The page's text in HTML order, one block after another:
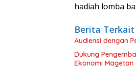
hadiah lomba
Berita Terkait
Audiensi dengan
Dukung
Ekonomi Magetan